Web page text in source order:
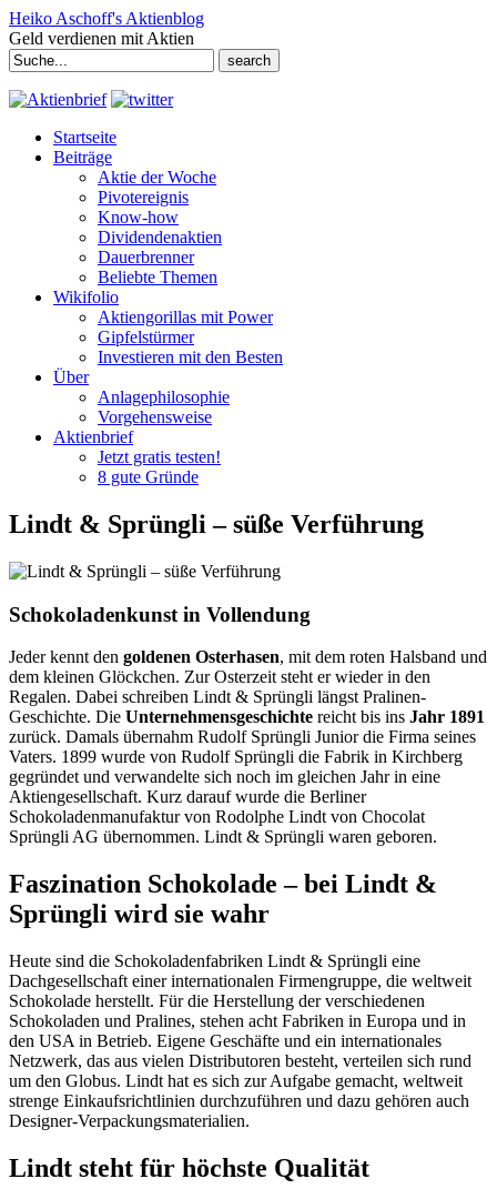
Heiko Aschoff's Aktienblog
Geld verdienen mit Aktien
Search
for:
Startseite
Beiträge
Aktie der Woche
Pivotereignis
Know-how
Dividendenaktien
Dauerbrenner
Beliebte Themen
Wikifolio
Aktiengorillas mit Power
Gipfelstürmer
Investieren mit den Besten
Über
Anlagephilosophie
Vorgehensweise
Aktienbrief
Jetzt gratis testen!
8 gute Gründe
Lindt & Sprüngli – süße Verführung
Schokoladenkunst in Vollendung
Jeder kennt den goldenen Osterhasen, mit dem roten Halsband und
dem kleinen Glöckchen. Zur Osterzeit steht er wieder in den
Regalen. Dabei schreiben Lindt & Sprüngli längst Pralinen-
Geschichte. Die Unternehmensgeschichte reicht bis ins Jahr 1891
zurück. Damals übernahm Rudolf Sprüngli Junior die Firma seines
Vaters. 1899 wurde von Rudolf Sprüngli die Fabrik in Kirchberg
gegründet und verwandelte sich noch im gleichen Jahr in eine
Aktiengesellschaft. Kurz darauf wurde die Berliner
Schokoladenmanufaktur von Rodolphe Lindt von Chocolat
Sprüngli AG übernommen. Lindt & Sprüngli waren geboren.
Faszination Schokolade – bei Lindt &
Sprüngli wird sie wahr
Heute sind die Schokoladenfabriken Lindt & Sprüngli eine
Dachgesellschaft einer internationalen Firmengruppe, die weltweit
Schokolade herstellt. Für die Herstellung der verschiedenen
Schokoladen und Pralines, stehen acht Fabriken in Europa und in
den USA in Betrieb. Eigene Geschäfte und ein internationales
Netzwerk, das aus vielen Distributoren besteht, verteilen sich rund
um den Globus. Lindt hat es sich zur Aufgabe gemacht, weltweit
strenge Einkaufsrichtlinien durchzuführen und dazu gehören auch
Designer-Verpackungsmaterialien.
Lindt steht für höchste Qualität